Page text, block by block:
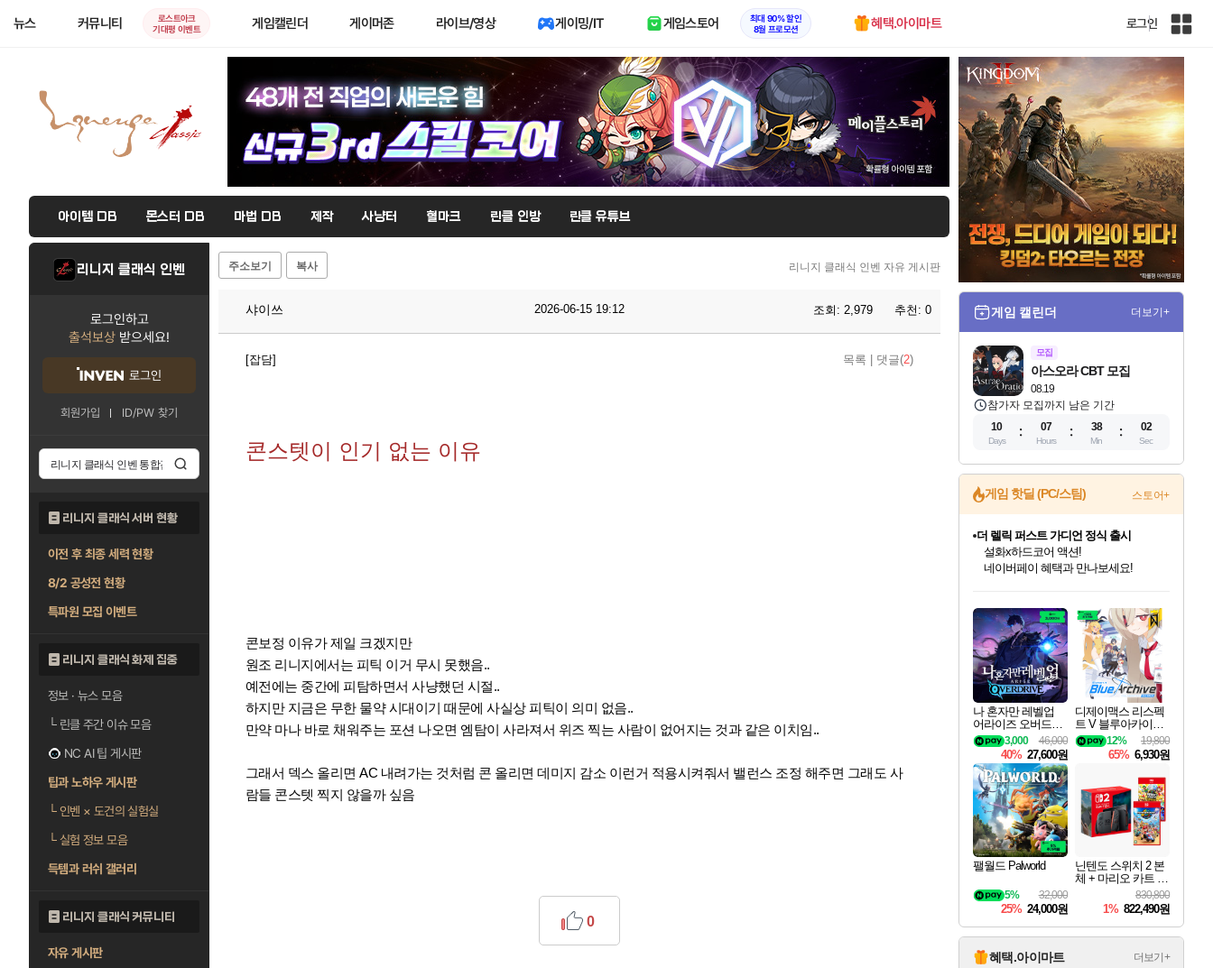
뉴스 커뮤니티
로스트아크
기대평 이벤트
게임캘린더 게이머존 라이브/영상 게이밍/IT 게임스토어
최대 90% 할인
8월 프로모션
혜택.아이마트 로그인
인
사
이
트
맵
아이템 DB 몬스터 DB 마법 DB 제작 사냥터 혈마크 린클 인방 린클 유튜브
리니지 클래식 인벤
로그인하고
출석보상 받으세요!
로그인
회원가입 ID/PW 찾기
리니지 클래식 서버 현황
이전 후 최종 세력 현황
8/2 공성전 현황
특파원 모집 이벤트
리니지 클래식 화제 집중
정보 · 뉴스 모음
└린클 주간 이슈 모음
NC AI 팁 게시판
팁과 노하우 게시판
└인벤 × 도건의 실험실
└실험 정보 모음
득템과 러쉬 갤러리
리니지 클래식 커뮤니티
자유 게시판
주소보기 복사 리니지 클래식 인벤 자유 게시판
샤이쓰 2026-06-15 19:12 조회: 2,979 추천: 0
[잡담] 목록 댓글(2)
콘스텟이 인기 없는 이유
콘보정 이유가 제일 크겠지만
원조 리니지에서는 피틱 이거 무시 못했음..
예전에는 중간에 피탐하면서 사냥했던 시절..
하지만 지금은 무한 물약 시대이기 때문에 사실상 피틱이 의미 없음..
만약 마나 바로 채워주는 포션 나오면 엠탐이 사라져서 위즈 찍는 사람이 없어지는 것과 같은 이치임..
그래서 덱스 올리면 AC 내려가는 것처럼 콘 올리면 데미지 감소 이런거 적용시켜줘서 밸런스 조정 해주면 그래도 사
람들 콘스텟 찍지 않을까 싶음
0
게임 캘린더 더보기+
모집
08.19
아스오라 CBT 모집
참가자 모집까지 남은 기간
10
Days
07
Hours
38
Min
01
Sec
게임 핫딜 (PC/스팀) 스토어+
최대 90% 할인가를 만나보세요!
네이버혜택과 함께 만나보세요!
50%할인&추가 적립까지!
네이버 포인트 혜택까지!
이니&베니 혜택까지!
네이버 혜택가와 함께 예약하세요!
할인&네이버혜택으로 만나보세요!
더 렐릭 퍼스트 가디언 정식 출시
설화x하드코어 액션!
네이버페이 혜택과 만나보세요!
40주년 프로모션으로 만나보세요!
할인가에 만나보세요!
일부 에디션 상시 할인!
혜택으로 예약 판매 중
편안하게 충전하세요
나 혼자만 레벨업
어라이즈 오버드라
이브 Solo Leveling A
rise
46,000
3,000
40% 27,600원
디제이맥스 리스펙
트 V 블루아카이브
팩 DJMAX RESPE
CT V Blue Archive P
ack DLC
19,800
12%
65% 6,930원
팰월드 Palworld
32,000
5%
25% 24,000원
닌텐도 스위치 2 본
체 + 마리오 카트 월
드 + 슈퍼 마리오 파
티 잼버리 닌텐도
스위치 2 에디션 +
잼버리 TV 번들
830,800
1% 822,490원
혜택.아이마트 더보기+